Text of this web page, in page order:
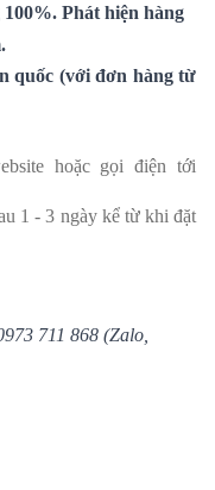
Phát hiện hàng
quốc (với đơn hàng từ
hoặc gọi điện tới
1 - 3 ngày kể từ khi đặt
711 868 (Zalo,